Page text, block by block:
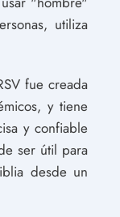
utiliza
fue creada
y tiene
y confiable
ser útil para
desde un